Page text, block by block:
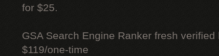
for $25.
GSA Search Engine Ranker fresh verified
$119/one-time